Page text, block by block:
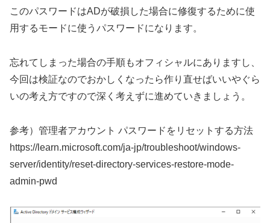
このパスワードはADが破損した場合に修復するために使
用するモードに使うパスワードになります。
忘れてしまった場合の手順もオフィシャルにありますし、
今回は検証なのでおかしくなったら作り直せばいいやぐら
いの考え方ですので深く考えずに進めていきましょう。
参考）管理者アカウント パスワードをリセットする方法
https://learn.microsoft.com/ja-jp/troubleshoot/windows-
server/identity/reset-directory-services-restore-mode-
admin-pwd